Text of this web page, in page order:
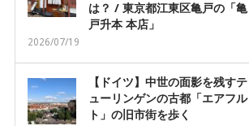
は？ / 東京都江東区亀戸の「亀
戸升本 本店」
2026/07/19
【ドイツ】中世の面影を残すテ
ューリンゲンの古都「エアフル
ト」の旧市街を歩く